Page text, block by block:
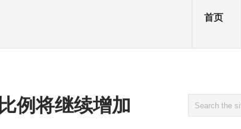
首页
例将继续增加